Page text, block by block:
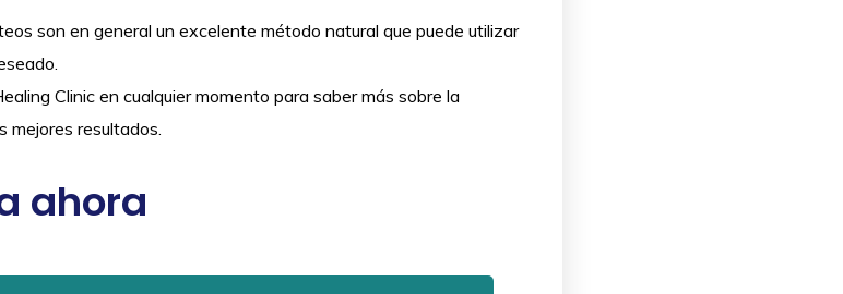
son en general un excelente método natural que puede utilizar
Clinic en cualquier momento para saber más sobre la
mejores resultados.
ahora